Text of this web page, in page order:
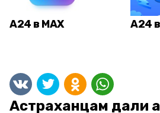
А24 в MAX А24
Астраханцам дали